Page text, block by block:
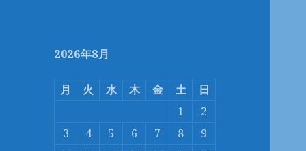
2026年8月
月 火 水 木 金 土
日
1
2
3
4 5 6 7 8
9